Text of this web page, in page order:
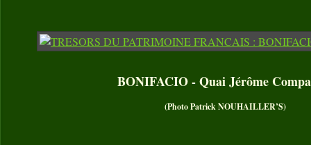
BONIFACIO - Quai Jérôme
(Photo Patrick NOUHAILLER’S)